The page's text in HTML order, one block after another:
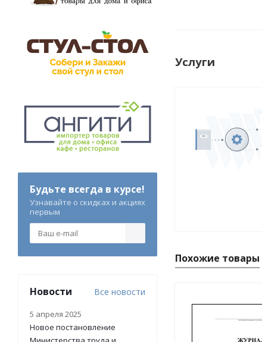
Услуги
Похожие товары
Будьте всегда в курсе!
Узнавайте о скидках и акциях
первым
Новости Все новости
5 апреля 2025
Новое постановление